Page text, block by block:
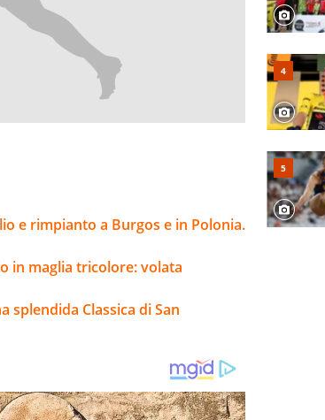
e rimpianto a Burgos e in Polonia.
in maglia tricolore: volata
splendida Classica di San